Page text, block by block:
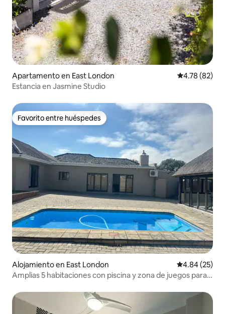
Apartamento en East London Calificación
4.78 (82)
Estancia en Jasmine Studio
Favorito entre huéspedes
Favorito entre huéspedes
Alojamiento en East London Calificación
4.84 (25)
Amplias 5 habitaciones con piscina y zona de juegos para